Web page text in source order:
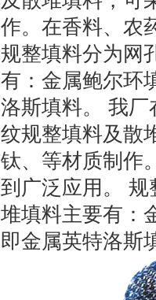
作。在香料、农
规整填料分为网
有：金属鲍尔环
洛斯填料。 我
纹规整填料及散
钛、等材质制作
到广泛应用。
堆填料主要有：
即金属英特洛斯